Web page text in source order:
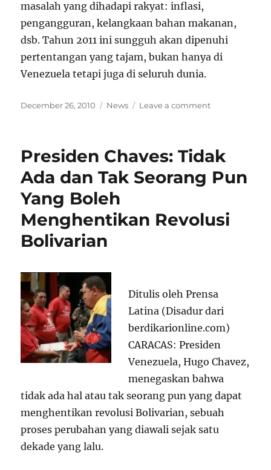
masalah yang dihadapi rakyat: inflasi,
pengangguran, kelangkaan bahan makanan,
dsb. Tahun 2011 ini sungguh akan dipenuhi
pertentangan yang tajam, bukan hanya di
Venezuela tetapi juga di seluruh dunia.
Posted
December 26, 2010 Categories
News Leave a commenton
dengan
Dekrit
Presiden Chaves: Tidak
Ada dan Tak Seorang Pun
Yang Boleh
Menghentikan Revolusi
Bolivarian
Ditulis oleh Prensa
Latina (Disadur dari
berdikarionline.com)
CARACAS: Presiden
Venezuela, Hugo Chavez,
menegaskan bahwa
tidak ada hal atau tak seorang pun yang dapat
menghentikan revolusi Bolivarian, sebuah
proses perubahan yang diawali sejak satu
dekade yang lalu.